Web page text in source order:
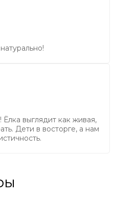
высоты и нижнего
выглядит как живая,
Дети в восторге, а нам